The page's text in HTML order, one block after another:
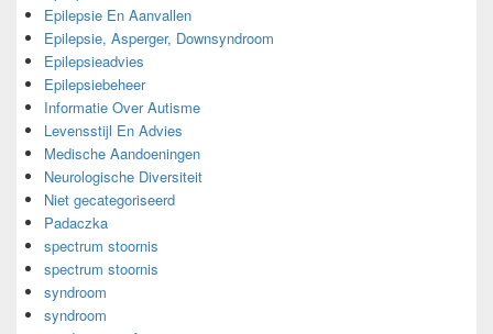
Epilepsie En Aanvallen
Epilepsie, Asperger, Downsyndroom
Epilepsieadvies
Epilepsiebeheer
Informatie Over Autisme
Levensstijl En Advies
Medische Aandoeningen
Neurologische Diversiteit
Niet gecategoriseerd
Padaczka
spectrum stoornis
spectrum stoornis
syndroom
syndroom